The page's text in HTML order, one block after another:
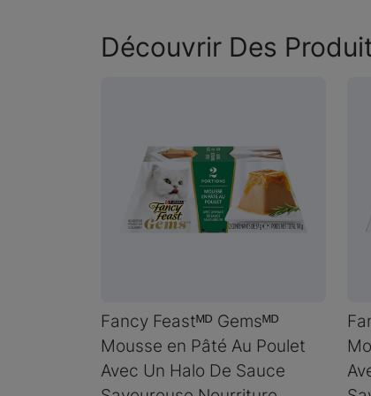
Découvrir Des
Fancy Feastᴹᴰ Gemsᴹᴰ
Mousse en Pâté Au Poulet
Avec Un Halo De Sauce